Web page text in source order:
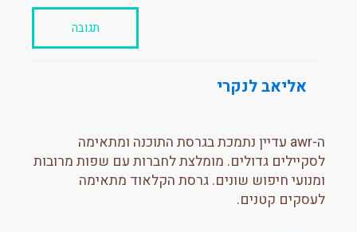
תגובה
אליאב לנקרי
ה-awr עדיין נתמכת בגרסת התוכנה ומתאימה
לסקיילים גדולים. מומלצת לחברות עם שפות מרובות
ומנועי חיפוש שונים. גרסת הקלאוד מתאימה
לעסקים קטנים.